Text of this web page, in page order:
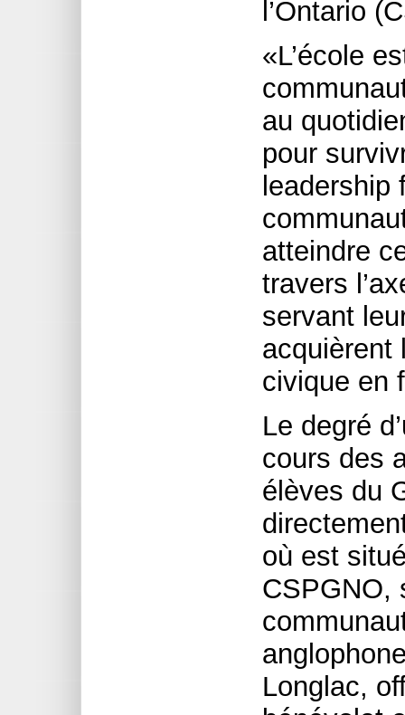
l’Ontario
«L’école
au
pour
leadership
atteindre
travers
servant
acquièrent
civique en
Le degré
cours des
élèves du
où est
CSPGNO,
Longlac,